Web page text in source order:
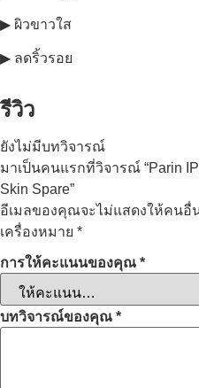
▶ ผิวขาวใส
▶ ลดริ้วรอย
รีวิว
ยังไม่มีบทวิจารณ์
มาเป็นคนแรกที่วิจารณ์ “Parin
Skin Spare”
อีเมลของคุณจะไม่แสดงให้คนอื่
เครื่องหมาย *
การให้คะแนนของคุณ *
บทวิจารณ์ของคุณ *